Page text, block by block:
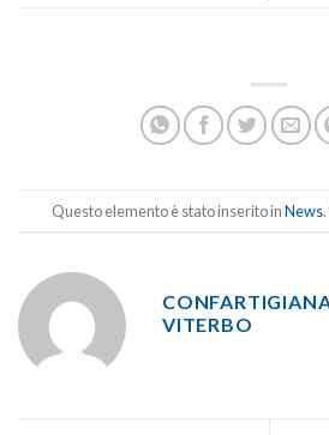
Questo elemento è stato inserito inNews
VITERBO